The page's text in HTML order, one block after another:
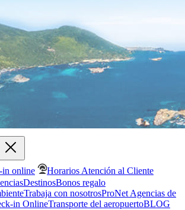
in online
Horarios Atención al Cliente
DestinosBonos regalo
Trabaja con nosotrosProNet Agencias de
in OnlineTransporte del aeropuertoBLOG